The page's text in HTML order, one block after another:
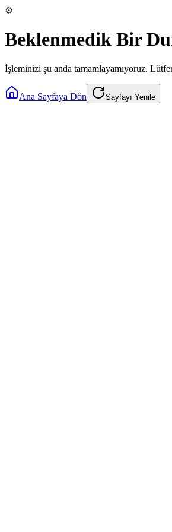
⚙️
Beklenmedik Bir
İşleminizi şu anda tamamlayamıyoruz.
Ana Sayfaya Dön Sayfayı Yenile